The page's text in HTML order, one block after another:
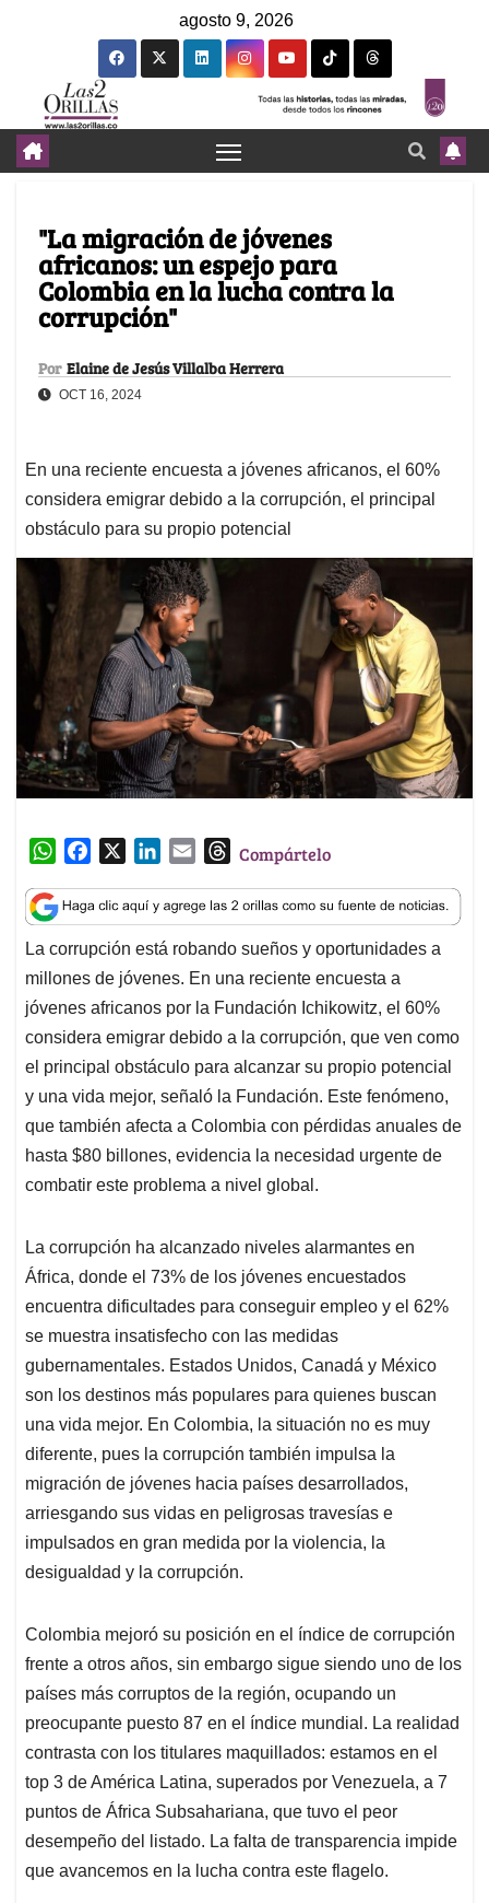
agosto 9, 2026
"La migración de jóvenes
africanos: un espejo para
Colombia en la lucha contra la
corrupción"
Por Elaine de Jesús Villalba Herrera
OCT 16, 2024
En una reciente encuesta a jóvenes africanos, el 60%
considera emigrar debido a la corrupción, el principal
obstáculo para su propio potencial
W
a
t
s
A
p
p
c
e
b
o
o
k
n
k
e
d
I
n
a
i
l
T
r
e
a
d
s
Compártelo
La corrupción está robando sueños y oportunidades a
millones de jóvenes. En una reciente encuesta a
jóvenes africanos por la Fundación Ichikowitz, el 60%
considera emigrar debido a la corrupción, que ven como
el principal obstáculo para alcanzar su propio potencial
y una vida mejor, señaló la Fundación. Este fenómeno,
que también afecta a Colombia con pérdidas anuales de
hasta $80 billones, evidencia la necesidad urgente de
combatir este problema a nivel global.
La corrupción ha alcanzado niveles alarmantes en
África, donde el 73% de los jóvenes encuestados
encuentra dificultades para conseguir empleo y el 62%
se muestra insatisfecho con las medidas
gubernamentales. Estados Unidos, Canadá y México
son los destinos más populares para quienes buscan
una vida mejor. En Colombia, la situación no es muy
diferente, pues la corrupción también impulsa la
migración de jóvenes hacia países desarrollados,
arriesgando sus vidas en peligrosas travesías e
impulsados en gran medida por la violencia, la
desigualdad y la corrupción.
Colombia mejoró su posición en el índice de corrupción
frente a otros años, sin embargo sigue siendo uno de los
países más corruptos de la región, ocupando un
preocupante puesto 87 en el índice mundial. La realidad
contrasta con los titulares maquillados: estamos en el
top 3 de América Latina, superados por Venezuela, a 7
puntos de África Subsahariana, que tuvo el peor
desempeño del listado. La falta de transparencia impide
que avancemos en la lucha contra este flagelo.